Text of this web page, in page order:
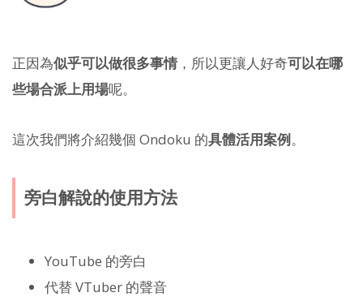
正因為似乎可以做很多事情 ，所以更讓人好奇可以在哪
些場合派上用場呢。
這次我們將介紹幾個 Ondoku 的具體活用案例。
旁白解說的使用方法
YouTube 的旁白
代替 VTuber 的聲音